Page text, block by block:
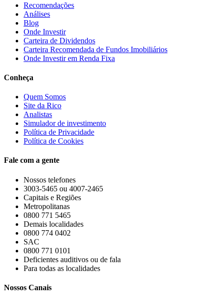
Recomendações
Análises
Blog
Onde Investir
Carteira de Dividendos
Carteira Recomendada de Fundos Imobiliários
Onde Investir em Renda Fixa
Conheça
Quem Somos
Site da Rico
Analistas
Simulador de investimento
Política de Privacidade
Política de Cookies
Fale com a gente
Nossos telefones
3003-5465 ou 4007-2465
Capitais e Regiões
Metropolitanas
0800 771 5465
Demais localidades
0800 774 0402
SAC
0800 771 0101
Deficientes auditivos ou de fala
Para todas as localidades
Nossos Canais